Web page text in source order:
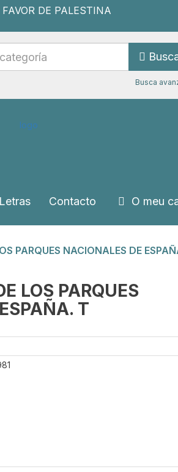
Busca
Contacto O meu
PARQUES NACIONALES DE
LOS PARQUES
T